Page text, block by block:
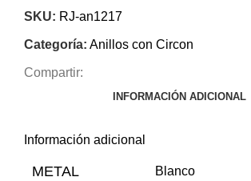
SKU: RJ-an1217
Categoría: Anillos con Circon
Compartir:
INFORMACIÓN ADICIONAL
Información adicional
METAL Blanco